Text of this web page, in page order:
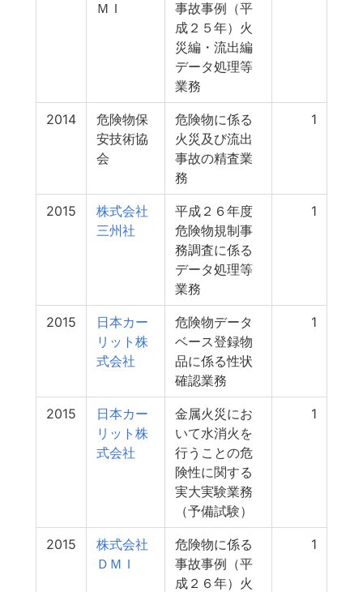
ＭＩ
事故事例（平
成２５年）火
災編・流出編
データ処理等
業務
2014
危険物保
安技術協
会
危険物に係る
火災及び流出
事故の精査業
務
1
2015
株式会社
三州社
平成２６年度
危険物規制事
務調査に係る
データ処理等
業務
1
2015
日本カー
リット株
式会社
危険物データ
ベース登録物
品に係る性状
確認業務
1
2015
日本カー
リット株
式会社
金属火災にお
いて水消火を
行うことの危
険性に関する
実大実験業務
（予備試験）
1
2015
株式会社
ＤＭＩ
危険物に係る
事故事例（平
成２６年）火
1